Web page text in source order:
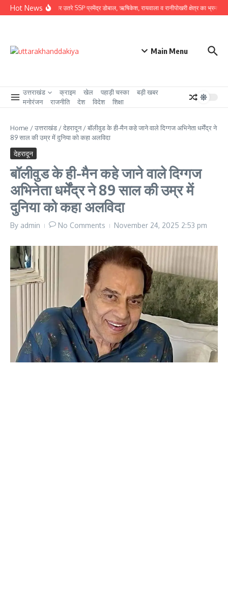
Skip to content
Hot News
ग्राउंड जीरो पर उतरे SSP प्रमेंद्र डोबाल, ऋषिकेश, रायवाला व रानीपोखरी क्षेत्र का भ्रमण
Main Menu
उत्तराखंड क्राइम खेल पहाड़ी चस्का
बड़ी खबर
मनोरंजन
राजनीति देश विदेश शिक्षा
Home /उत्तराखंड /देहरादून/बॉलीवुड के ही-मैन कहे जाने वाले दिग्गज अभिनेता धर्मेंद्र ने
89 साल की उम्र में दुनिया को कहा अलविदा
देहरादून
बॉलीवुड के ही-मैन कहे जाने वाले दिग्गज
अभिनेता धर्मेंद्र ने 89 साल की उम्र में
दुनिया को कहा अलविदा
By admin No Comments November 24, 2025 2:53 pm